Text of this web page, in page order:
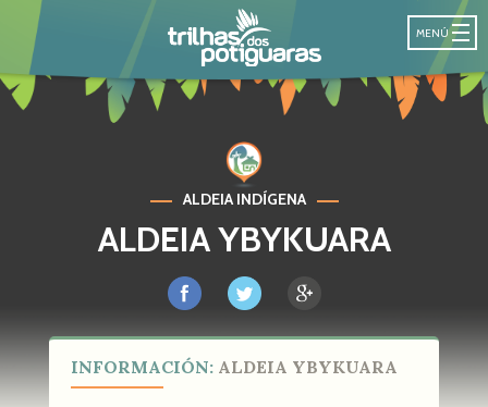
SENDA DE
MENÚ
ALDEIA INDÍGENA
ALDEIA YBYKUARA
INFORMACIÓN: ALDEIA YBYKUARA